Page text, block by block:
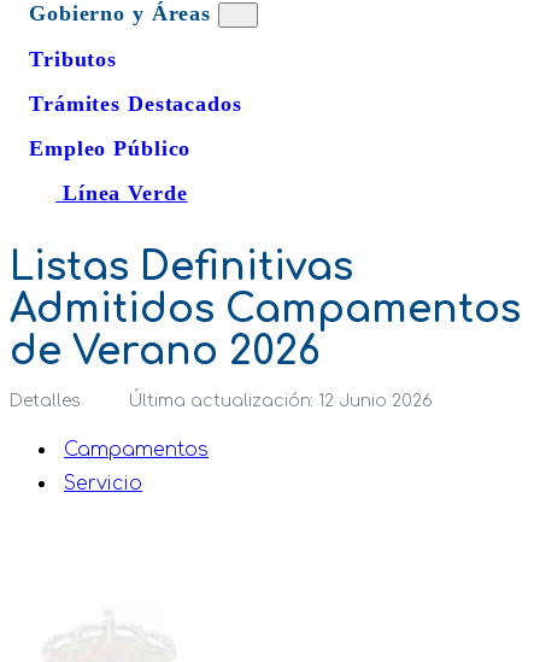
Gobierno y Áreas
Tributos
Trámites Destacados
Empleo Público
Línea Verde
Listas Definitivas
Admitidos Campamentos
de Verano 2026
Detalles Última actualización: 12 Junio 2026
Campamentos
Servicio